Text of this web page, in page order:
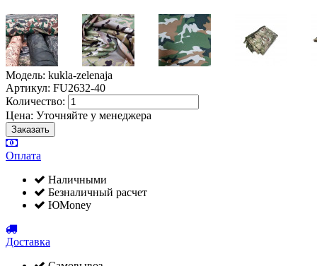
Модель: kukla-zelenaja
Артикул: FU2632-40
Количество:
Цена: Уточняйте у менеджера
Оплата
Наличными
Безналичный расчет
ЮMoney
Доставка